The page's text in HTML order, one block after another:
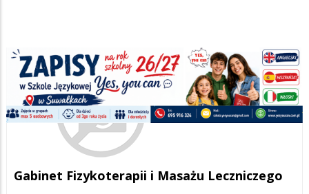
Gabinet Fizykoterapii i Masażu Leczniczego